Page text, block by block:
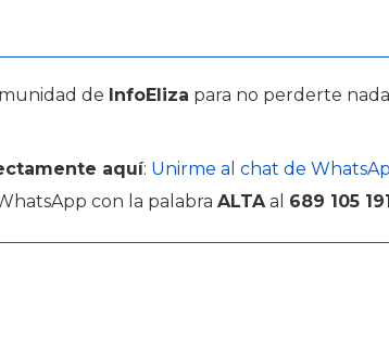
de InfoEliza para no perderte
aquí: Unirme al chat de
con la palabra ALTAal 689 105